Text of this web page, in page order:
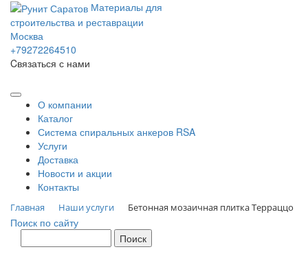
Материалы для
строительства и реставрации
Москва
+79272264510
Cвязаться с нами
О компании
Каталог
Система спиральных анкеров RSA
Услуги
Доставка
Новости и акции
Контакты
Главная Наши услуги Бетонная мозаичная плитка Терраццо
Поиск по сайту